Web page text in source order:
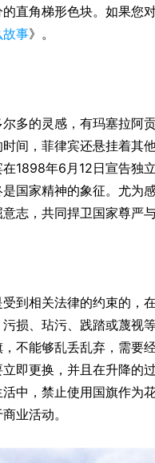
直角梯形色块。如果您
故事》。
多的灵感，有玛塞拉阿
间，菲律宾还悬挂着其
1898年6月12日宣告独
国家精神的象征。尤为
志，共同捍卫国家尊严与
到相关法律的约束的，
损、玷污、践踏或蔑视
不能够乱丢乱弃，需要
即更换，并且在升降的
中，禁止使用国旗作为
业活动。